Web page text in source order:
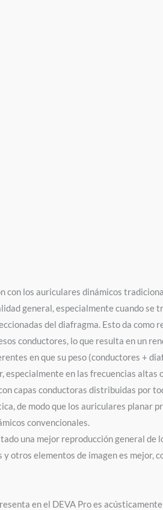
con los auriculares dinámicos
general, especialmente cuando se
del diafragma. Esto da como
conductores, lo que resulta en un
en que su peso (conductores +
en las frecuencias altas o
capas conductoras distribuidas por
de modo que los auriculares planar
convencionales.
una mejor reproducción general de
otros elementos de imagen es mejor,
en el DEVA Pro es